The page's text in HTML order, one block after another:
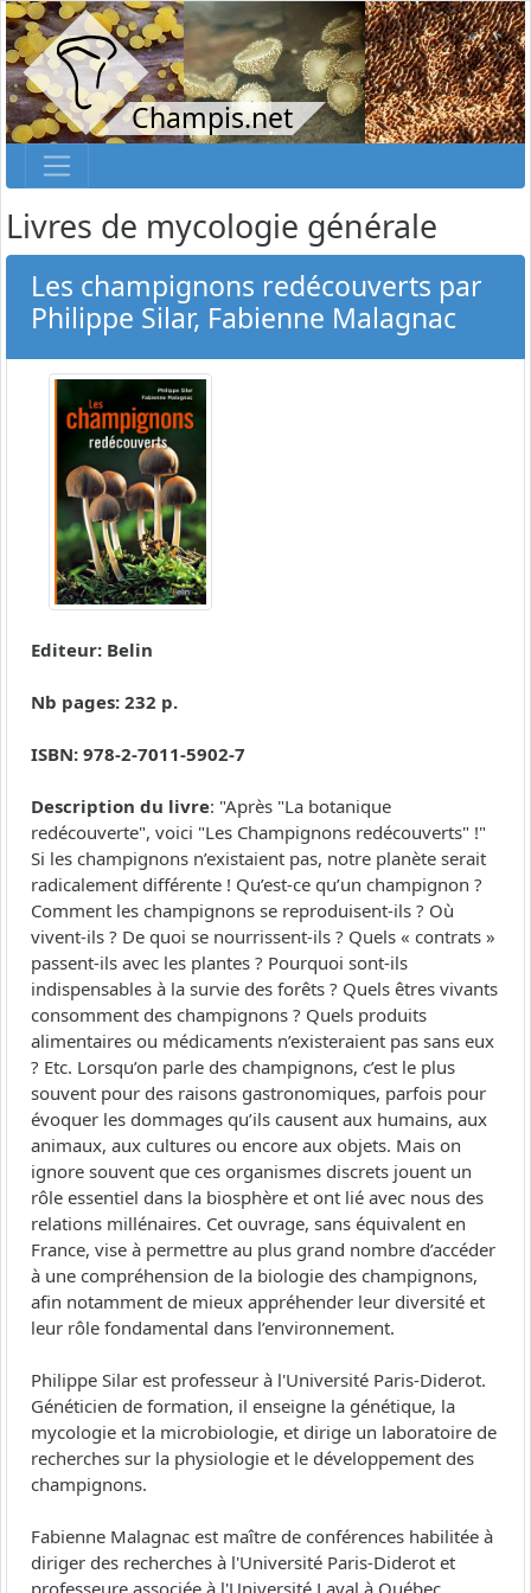
Champis.net
Livres de mycologie générale
Les champignons redécouverts par
Philippe Silar, Fabienne Malagnac
Editeur: Belin
Nb pages: 232 p.
ISBN: 978-2-7011-5902-7
Description du livre: "Après "La botanique
redécouverte", voici "Les Champignons redécouverts" !"
Si les champignons n’existaient pas, notre planète serait
radicalement différente ! Qu’est-ce qu’un champignon ?
Comment les champignons se reproduisent-ils ? Où
vivent-ils ? De quoi se nourrissent-ils ? Quels « contrats »
passent-ils avec les plantes ? Pourquoi sont-ils
indispensables à la survie des forêts ? Quels êtres vivants
consomment des champignons ? Quels produits
alimentaires ou médicaments n’existeraient pas sans eux
? Etc. Lorsqu’on parle des champignons, c’est le plus
souvent pour des raisons gastronomiques, parfois pour
évoquer les dommages qu’ils causent aux humains, aux
animaux, aux cultures ou encore aux objets. Mais on
ignore souvent que ces organismes discrets jouent un
rôle essentiel dans la biosphère et ont lié avec nous des
relations millénaires. Cet ouvrage, sans équivalent en
France, vise à permettre au plus grand nombre d’accéder
à une compréhension de la biologie des champignons,
afin notamment de mieux appréhender leur diversité et
leur rôle fondamental dans l’environnement.
Philippe Silar est professeur à l'Université Paris-Diderot.
Généticien de formation, il enseigne la génétique, la
mycologie et la microbiologie, et dirige un laboratoire de
recherches sur la physiologie et le développement des
champignons.
Fabienne Malagnac est maître de conférences habilitée à
diriger des recherches à l'Université Paris-Diderot et